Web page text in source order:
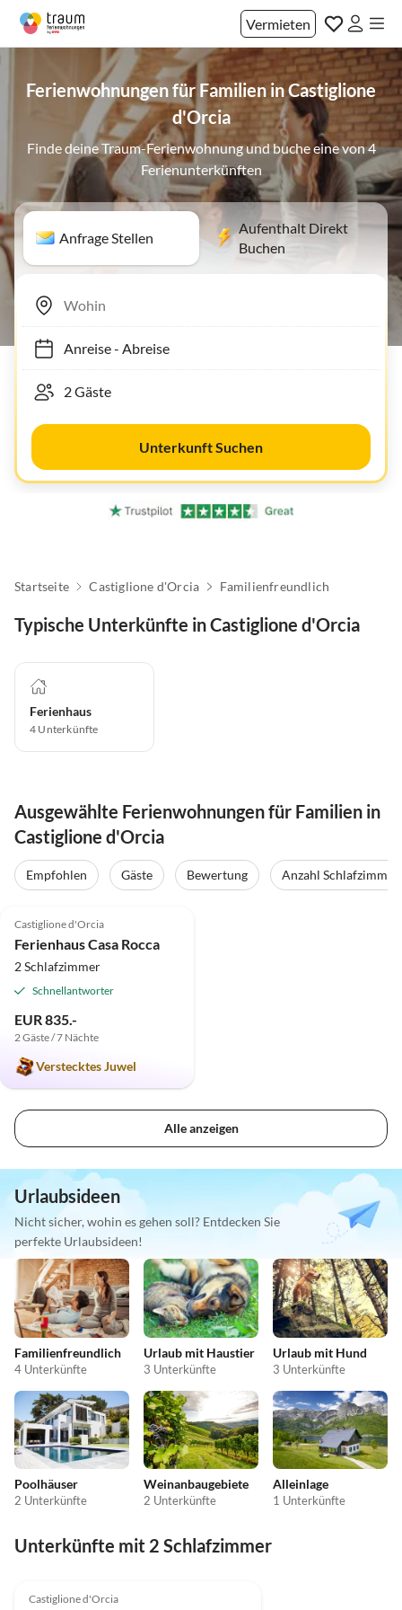
Vermieten
Ferienwohnungen für Familien in Castiglione
d'Orcia
Finde deine Traum-Ferienwohnung und buche eine von 4
Ferienunterkünften
Anfrage Stellen
Aufenthalt Direkt
Buchen
Anreise- Abreise
Unterkunft Suchen
Startseite Castiglione d'Orcia Familienfreundlich
Typische Unterkünfte in Castiglione d'Orcia
Ferienhaus
4 Unterkünfte
Ausgewählte Ferienwohnungen für Familien in
Castiglione d'Orcia
Empfohlen Gäste Bewertung Anzahl Schlafzimmer
Top-Inserat
Castiglione d'Orcia
Ferienhaus Casa Rocca
2 Schlafzimmer
Schnellantworter
EUR 835.-
2 Gäste / 7 Nächte
Verstecktes Juwel
Alle anzeigen
Urlaubsideen
Nicht sicher, wohin es gehen soll? Entdecken Sie
perfekte Urlaubsideen!
Familienfreundlich
4 Unterkünfte
Urlaub mit Haustier
3 Unterkünfte
Urlaub mit Hund
3 Unterkünfte
Poolhäuser
2 Unterkünfte
Weinanbaugebiete
2 Unterkünfte
Alleinlage
1 Unterkünfte
Unterkünfte mit 2 Schlafzimmer
Castiglione d'Orcia